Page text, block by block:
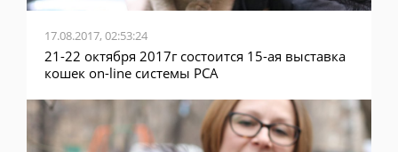
17.08.2017, 02:53:24
21-22 октября 2017г состоится 15-ая выставка
кошек on-line системы PCA